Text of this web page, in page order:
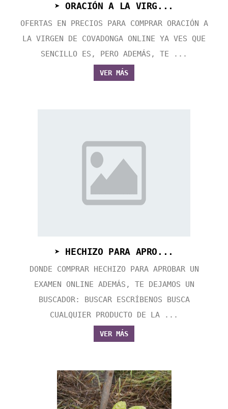
➤ ORACIÓN A LA VIRG...
OFERTAS EN PRECIOS PARA COMPRAR ORACIÓN A
LA VIRGEN DE COVADONGA ONLINE YA VES QUE
SENCILLO ES, PERO ADEMÁS, TE ...
VER MÁS
➤ HECHIZO PARA APRO...
DONDE COMPRAR HECHIZO PARA APROBAR UN
EXAMEN ONLINE ADEMÁS, TE DEJAMOS UN
BUSCADOR: BUSCAR ESCRÍBENOS BUSCA
CUALQUIER PRODUCTO DE LA ...
VER MÁS